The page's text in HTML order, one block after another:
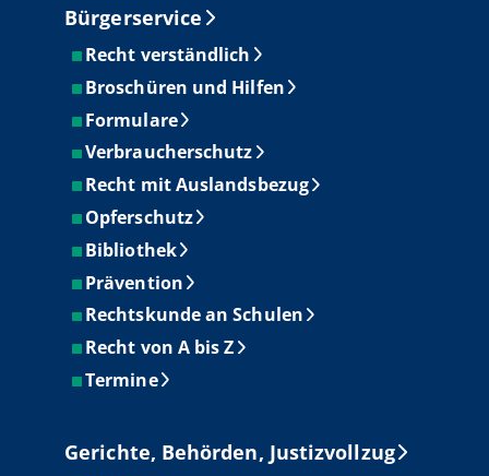
Bürgerservice
Recht verständlich
Broschüren und Hilfen
Formulare
Verbraucherschutz
Recht mit Auslandsbezug
Opferschutz
Bibliothek
Prävention
Rechtskunde an Schulen
Recht von A bis Z
Termine
Gerichte, Behörden, Justizvollzug